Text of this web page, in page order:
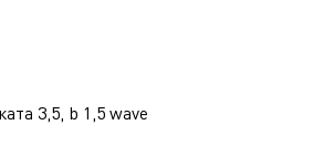
3,5, b 1,5 wave